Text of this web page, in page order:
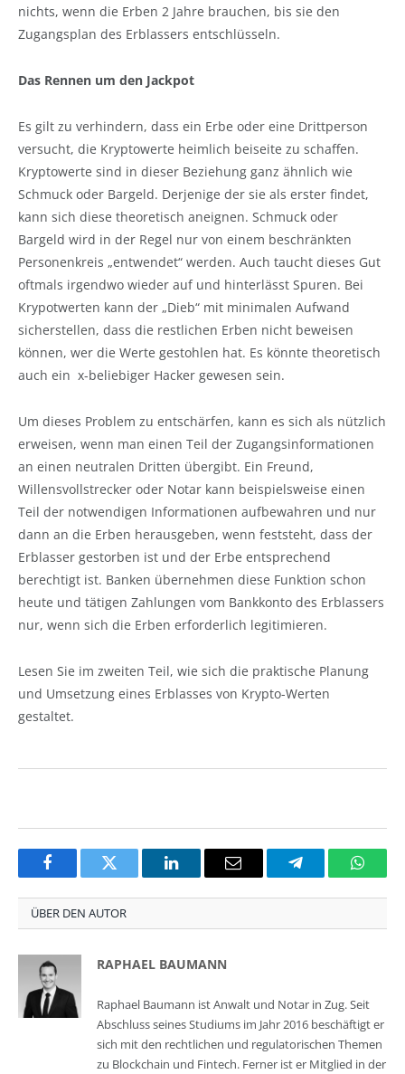
nichts, wenn die Erben 2 Jahre brauchen, bis sie den
Zugangsplan des Erblassers entschlüsseln.
Das Rennen um den Jackpot
Es gilt zu verhindern, dass ein Erbe oder eine Drittperson
versucht, die Kryptowerte heimlich beiseite zu schaffen.
Kryptowerte sind in dieser Beziehung ganz ähnlich wie
Schmuck oder Bargeld. Derjenige der sie als erster findet,
kann sich diese theoretisch aneignen. Schmuck oder
Bargeld wird in der Regel nur von einem beschränkten
Personenkreis „entwendet“ werden. Auch taucht dieses Gut
oftmals irgendwo wieder auf und hinterlässt Spuren. Bei
Krypotwerten kann der „Dieb“ mit minimalen Aufwand
sicherstellen, dass die restlichen Erben nicht beweisen
können, wer die Werte gestohlen hat. Es könnte theoretisch
auch ein x-beliebiger Hacker gewesen sein.
Um dieses Problem zu entschärfen, kann es sich als nützlich
erweisen, wenn man einen Teil der Zugangsinformationen
an einen neutralen Dritten übergibt. Ein Freund,
Willensvollstrecker oder Notar kann beispielsweise einen
Teil der notwendigen Informationen aufbewahren und nur
dann an die Erben herausgeben, wenn feststeht, dass der
Erblasser gestorben ist und der Erbe entsprechend
berechtigt ist. Banken übernehmen diese Funktion schon
heute und tätigen Zahlungen vom Bankkonto des Erblassers
nur, wenn sich die Erben erforderlich legitimieren.
Lesen Sie im zweiten Teil, wie sich die praktische Planung
und Umsetzung eines Erblasses von Krypto-Werten
gestaltet.
FacebookTwitter LinkedInEmail Telegram
ÜBER DEN AUTOR
RAPHAEL BAUMANN
Raphael Baumann ist Anwalt und Notar in Zug. Seit
Abschluss seines Studiums im Jahr 2016 beschäftigt er
sich mit den rechtlichen und regulatorischen Themen
zu Blockchain und Fintech. Ferner ist er Mitglied in der